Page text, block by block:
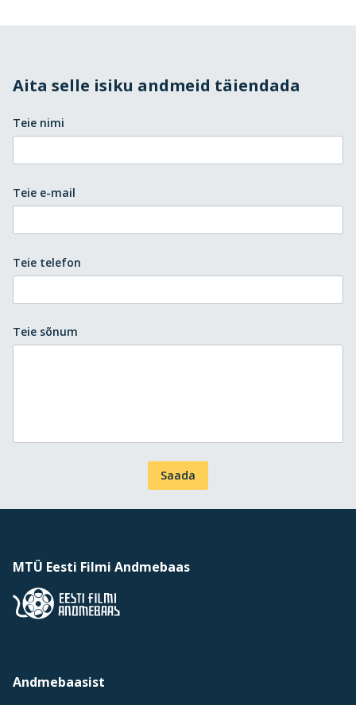
Aita selle isiku andmeid täiendada
Teie nimi
Teie e-mail
Teie telefon
Teie sõnum
Saada
MTÜ Eesti Filmi Andmebaas
Andmebaasist